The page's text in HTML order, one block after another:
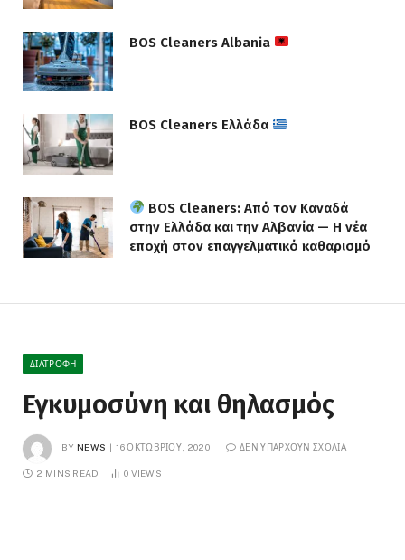
BOS Cleaners Albania
BOS Cleaners Ελλάδα
BOS Cleaners: Από τον Καναδά
στην Ελλάδα και την Αλβανία — Η νέα
εποχή στον επαγγελματικό καθαρισμό
ΔΙΑΤΡΟΦΗ
Εγκυμοσύνη και θηλασμός
BY NEWS 16 ΟΚΤΩΒΡΊΟΥ, 2020 ΔΕΝ ΥΠΆΡΧΟΥΝ ΣΧΌΛΙΑ
2 MINS READ 0 VIEWS